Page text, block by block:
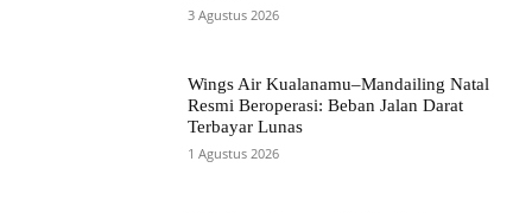
3 Agustus 2026
Wings Air Kualanamu–Mandailing Natal
Resmi Beroperasi: Beban Jalan Darat
Terbayar Lunas
1 Agustus 2026